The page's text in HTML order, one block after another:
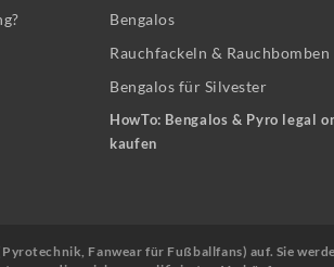
Bengalos
Rauchfackeln & Rauchbomben
Bengalos für Silvester
HowTo: Bengalos & Pyro legal
kaufen
Fanwear für Fußballfans) auf. Sie